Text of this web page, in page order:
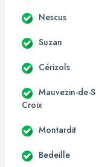
Nescus
Suzan
Cérizols
Mauvezin-de-
Croix
Montardit
Bedeille